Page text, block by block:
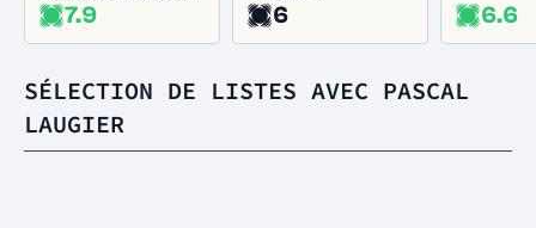
Ghostland
7.9 6 6.6
SÉLECTION DE LISTES AVEC PASCAL
LAUGIER